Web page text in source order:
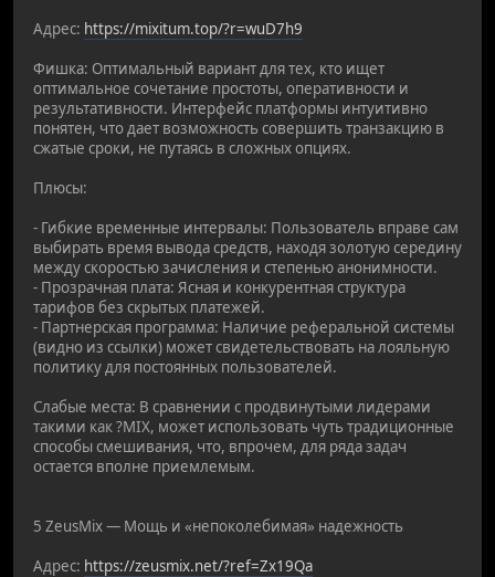
Адрес: https://mixitum.top/?r=wuD7h9
Фишка: Оптимальный вариант для тех, кто ищет
оптимальное сочетание простоты, оперативности и
результативности. Интерфейс платформы интуитивно
понятен, что дает возможность совершить транзакцию в
сжатые сроки, не путаясь в сложных опциях.
Плюсы:
- Гибкие временные интервалы: Пользователь вправе сам
выбирать время вывода средств, находя золотую середину
между скоростью зачисления и степенью анонимности.
- Прозрачная плата: Ясная и конкурентная структура
тарифов без скрытых платежей.
- Партнерская программа: Наличие реферальной системы
(видно из ссылки) может свидетельствовать на лояльную
политику для постоянных пользователей.
Слабые места: В сравнении с продвинутыми лидерами
такими как ?MIX, может использовать чуть традиционные
способы смешивания, что, впрочем, для ряда задач
остается вполне приемлемым.
5 ZeusMix — Мощь и «непоколебимая» надежность
Адрес: https://zeusmix.net/?ref=Zx19Qa